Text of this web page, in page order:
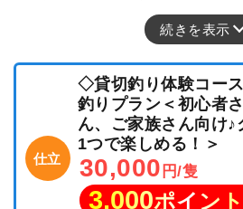
イサキ、メイチダイ。
仕立
◇貸切釣り体験コー
釣りプラン＜初心者
ん、ご家族さん向け♪
1つで楽しめる！＞
30,000円/隻